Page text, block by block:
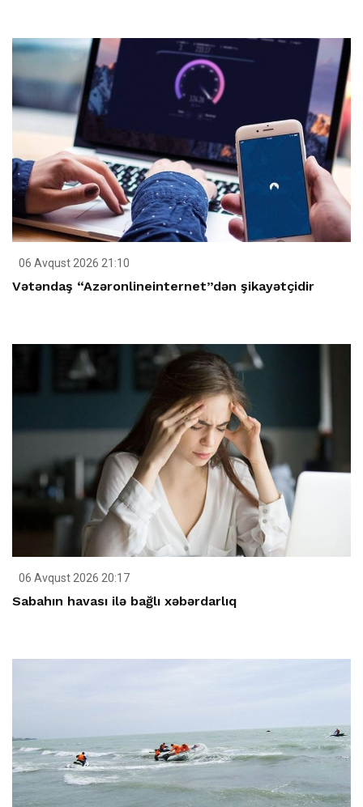
06 Avqust 2026 21:10
Vətəndaş “Azəronlineinternet”dən şikayətçidir
06 Avqust 2026 20:17
Sabahın havası ilə bağlı xəbərdarlıq